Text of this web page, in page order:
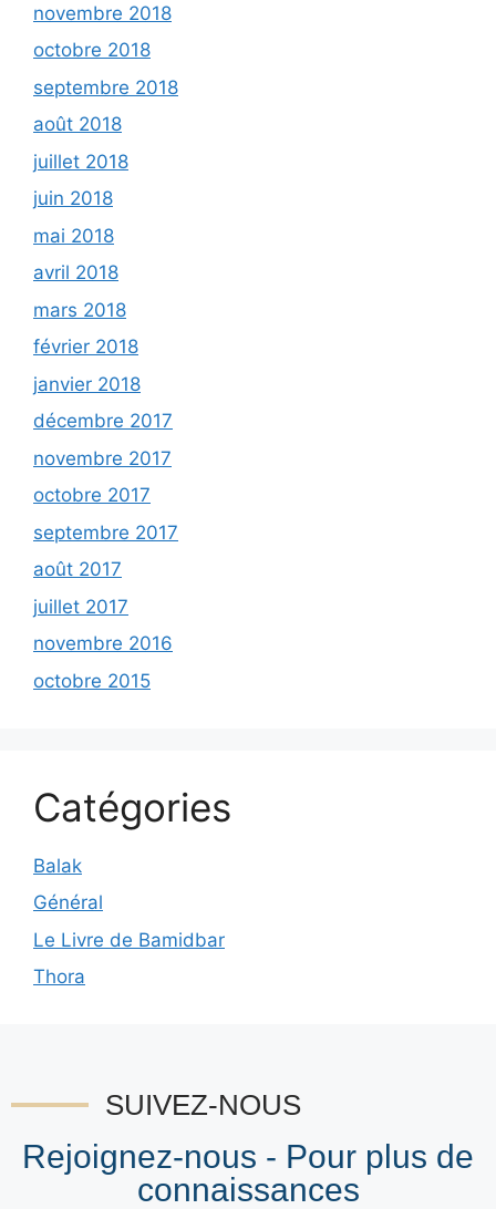
novembre 2018
octobre 2018
septembre 2018
août 2018
juillet 2018
juin 2018
mai 2018
avril 2018
mars 2018
février 2018
janvier 2018
décembre 2017
novembre 2017
octobre 2017
septembre 2017
août 2017
juillet 2017
novembre 2016
octobre 2015
Catégories
Balak
Général
Le Livre de Bamidbar
Thora
SUIVEZ-NOUS
Rejoignez-nous - Pour plus de
connaissances